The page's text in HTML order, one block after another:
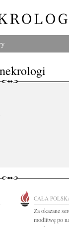
CAŁA
Za okazane
modlitwę po